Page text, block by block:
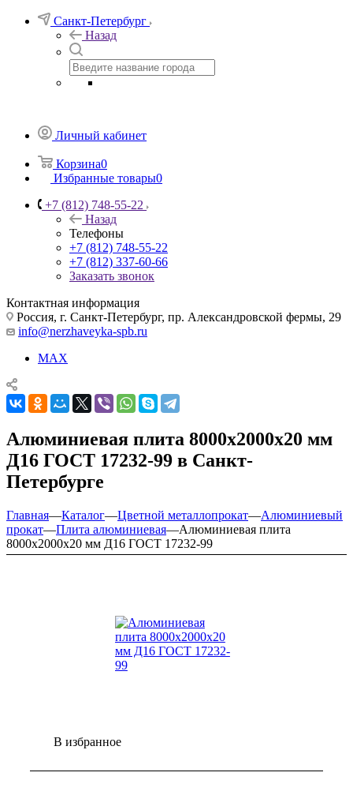
Санкт-Петербург
Назад
Личный кабинет
Корзина0
Избранные товары0
+7 (812) 748-55-22
Назад
Телефоны
+7 (812) 748-55-22
+7 (812) 337-60-66
Заказать звонок
Контактная информация
Россия, г. Санкт-Петербург, пр. Александровской фермы, 29
info@nerzhaveyka-spb.ru
MAX
Алюминиевая плита 8000х2000х20 мм
Д16 ГОСТ 17232-99 в Санкт-
Петербурге
Главная—Каталог—Цветной металлопрокат—Алюминиевый
прокат—Плита алюминиевая—Алюминиевая плита
8000х2000х20 мм Д16 ГОСТ 17232-99
В избранное